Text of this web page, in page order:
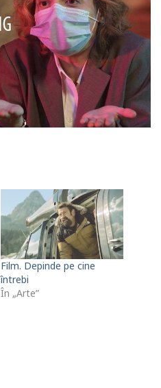
Film. Depinde pe cine
întrebi
În „Arte”